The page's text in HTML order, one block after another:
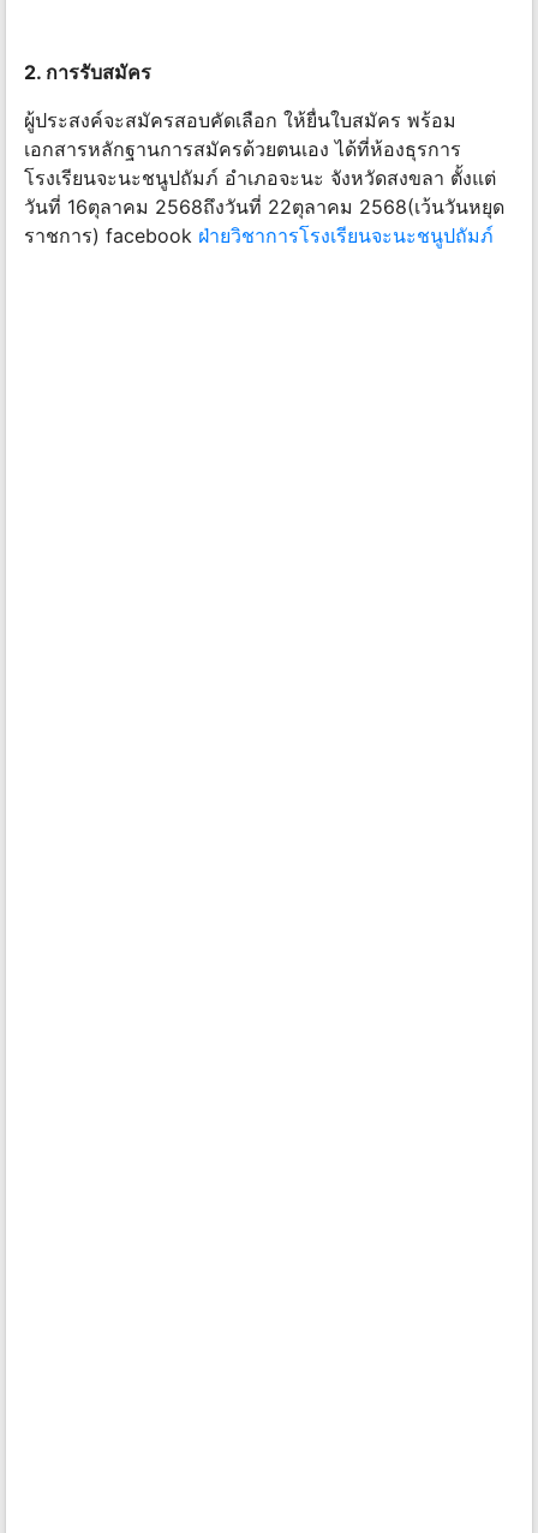
2. การรับสมัคร
ผู้ประสงค์จะสมัครสอบคัดเลือก ให้ยื่นใบสมัคร พร้อม
เอกสารหลักฐานการสมัครด้วยตนเอง ได้ที่ห้องธุรการ
โรงเรียนจะนะชนูปถัมภ์ อําเภอจะนะ จังหวัดสงขลา ตั้งแต่
วันที่ 16ตุลาคม 2568ถึงวันที่ 22ตุลาคม 2568(เว้นวันหยุด
ราชการ) facebook ฝ่ายวิชาการโรงเรียนจะนะชนูปถัมภ์